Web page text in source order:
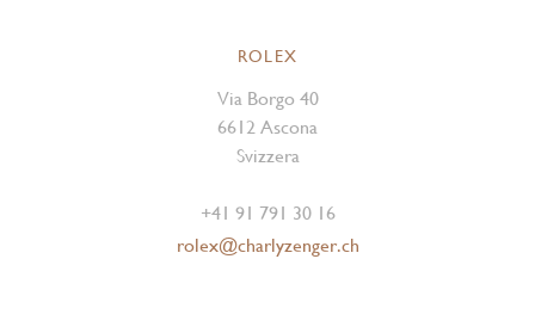
ROLEX
Via Borgo 40
6612 Ascona
Svizzera
+41 91 791 30 16
rolex@charlyzenger.ch